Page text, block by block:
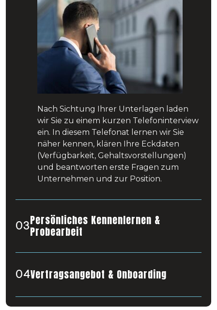
Nach Sichtung Ihrer Unterlagen laden
wir Sie zu einem kurzen Telefoninterview
ein. In diesem Telefonat lernen wir Sie
näher kennen, klären Ihre Eckdaten
(Verfügbarkeit, Gehaltsvorstellungen)
und beantworten erste Fragen zum
Unternehmen und zur Position.
03Persönliches Kennenlernen &
Probearbeit
04Vertragsangebot & Onboarding